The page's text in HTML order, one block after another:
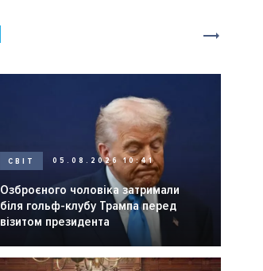
СВІТ 05.08.2026 10:41
Озброєного чоловіка затримали
біля гольф-клубу Трампа перед
візитом президента